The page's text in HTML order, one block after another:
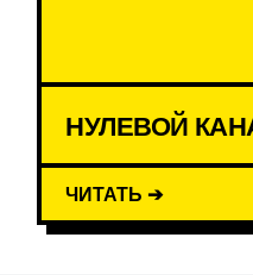
НУЛЕВОЙ
ЧИТАТЬ ➔